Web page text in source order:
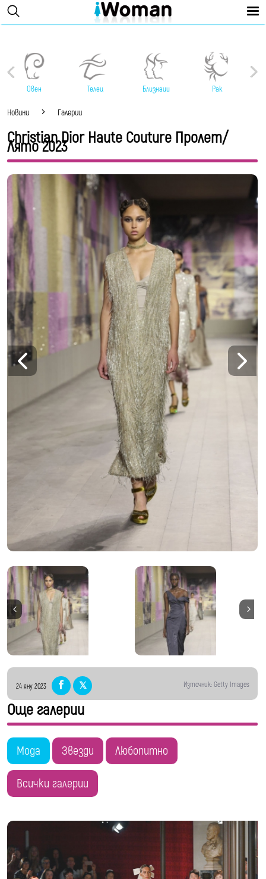
Овен Телец Близнаци Рак
Новини Галерии
Christian Dior Haute Couture Пролет/
Лято 2023
24 яну 2023 Източник: Getty Images
Още галерии
Мода Звезди Любопитно
Всички галерии